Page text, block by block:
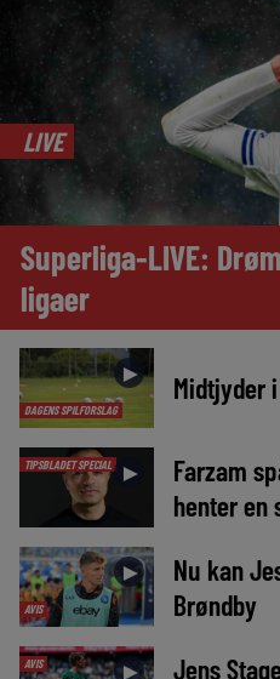
LIVE
Superliga-LIVE:
ligaer
DAGENS SPILFORSLAG
► Midtjyder
TIPSBLADET SPECIAL ►
Farzam
henter en
AVIS
►
Nu kan
Brøndby
AVIS ►
Jens